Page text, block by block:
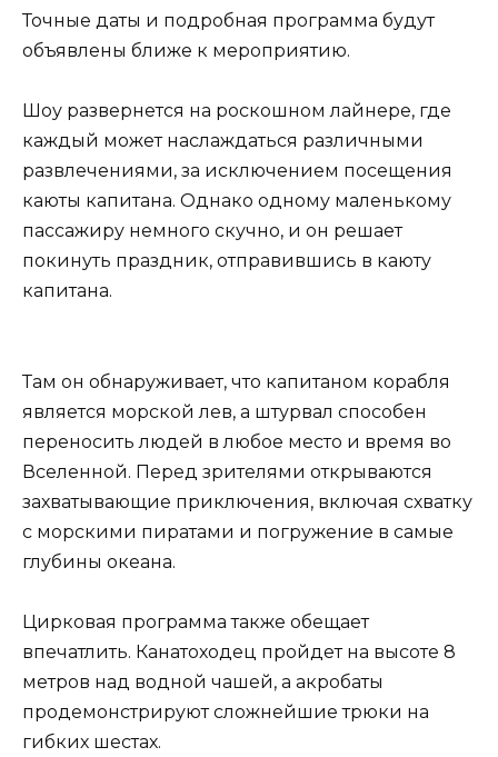
Точные даты и подробная программа будут
объявлены ближе к мероприятию.
Шоу развернется на роскошном лайнере, где
каждый может наслаждаться различными
развлечениями, за исключением посещения
каюты капитана. Однако одному маленькому
пассажиру немного скучно, и он решает
покинуть праздник, отправившись в каюту
капитана.
Там он обнаруживает, что капитаном корабля
является морской лев, а штурвал способен
переносить людей в любое место и время во
Вселенной. Перед зрителями открываются
захватывающие приключения, включая схватку
с морскими пиратами и погружение в самые
глубины океана.
Цирковая программа также обещает
впечатлить. Канатоходец пройдет на высоте 8
метров над водной чашей, а акробаты
продемонстрируют сложнейшие трюки на
гибких шестах.